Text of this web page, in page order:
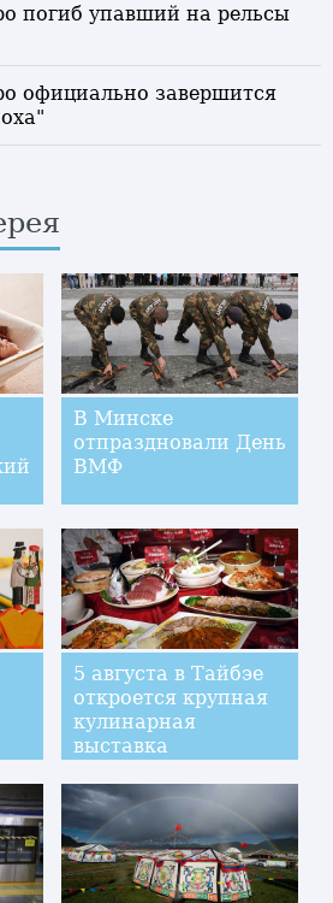
погиб упавший на рельсы
официально завершится
В Минске
отпраздновали День
ВМФ
5 августа в Тайбэе
откроется крупная
кулинарная
выставка